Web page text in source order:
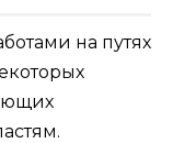
на путях